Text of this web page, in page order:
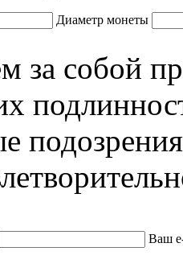
Диаметр монеты
за собой
Ваш